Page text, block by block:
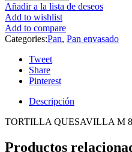
Añadir a la lista de deseos
Add to wishlist
Add to compare
Categories:Pan, Pan envasado
Tweet
Share
Pinterest
Descripción
TORTILLA QUESAVILLA M
Productos